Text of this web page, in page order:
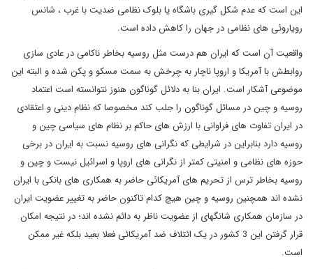
این است که عدم شکل گیری باشگاه یا بلوک نظامی ضدیت با غرب ، شانس
رویاروئی های نظامی در جهان را کاهش داده است.
واقعیت آن است که ایران هم درست مثل روسیه بخاطر ناکامی در عادی سازی
روابطش با آمریکا و اروپا ناچار به چرخش به سمت مسکو و پکن شده و البته این
موضوعی آشکار است. ایران بنا به دلائل گوناگون هنوز نتوانسته است اعتماد
روسیه و چین در مسائل گوناگون را جلب کند مخصوصا که نظام دینی و اعتقادی
در ایران تفاوت های فراوانی با ارزش های حاکم بر نظام های سیاسی چین و
روسیه دارد بنابراین در شرایطی که نگرانی های روسیه نسبت به ایران در برخی
حوزه های نظامی و امنیتی کمتر از نگرانی های اروپا و اسرائیل نیست و چین و
روسیه بخاطر ترس از تحریم های آمریکائی حاضر به همکاری های بانکی با ایران
نشده اند همچنین روسیه و چین هیچ کدام تاکنون حاضر به تغییر عضویت ایران
در سازمان همکاری شانگهای از عضویت ناظر به دائم نشده اند؛ در نتیجه امکان
قرار گرفتن این 3 کشور در یک ائتلاف ضد آمریکائی فعلا بعید بلکه غیر ممکن
است.